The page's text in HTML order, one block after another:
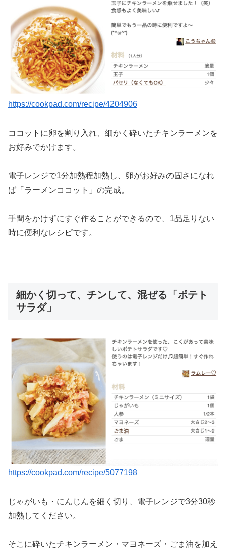
https://cookpad.com/recipe/4204906
ココットに卵を割り入れ、細かく砕いたチキンラーメンを
お好みでかけます。
電子レンジで1分加熱程加熱し、卵がお好みの固さになれ
ば「ラーメンココット」の完成。
手間をかけずにすぐ作ることができるので、1品足りない
時に便利なレシピです。
細かく切って、チンして、混ぜる「ポテト
サラダ」
https://cookpad.com/recipe/5077198
じゃがいも・にんじんを細く切り、電子レンジで3分30秒
加熱してください。
そこに砕いたチキンラーメン・マヨネーズ・ごま油を加え